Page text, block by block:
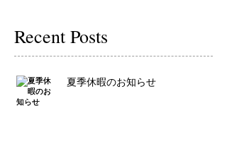
Recent Posts
夏季休暇のお知らせ